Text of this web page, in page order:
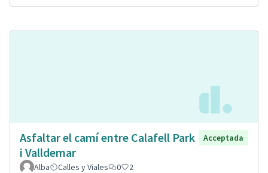
Asfaltar el camí entre Calafell Park
i Valldemar
Acceptada
Alba Calles y Viales 0 2